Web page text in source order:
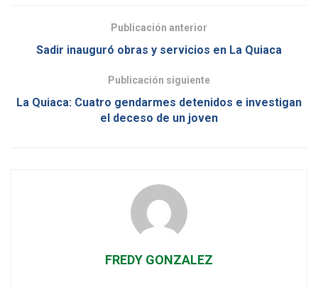
Publicación anterior
Sadir inauguró obras y servicios en La Quiaca
Publicación siguiente
La Quiaca: Cuatro gendarmes detenidos e investigan
el deceso de un joven
FREDY GONZALEZ